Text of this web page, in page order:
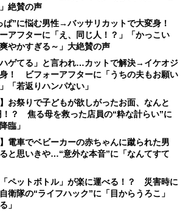
絶賛の声
ぱ”に悩む男性→バッサリカットで大変身！
アフターに「え、同じ人！？」「かっこい
やかすぎる～」大絶賛の声
ゲてる」と言われ…カットで解決→イケオジ
！ ビフォーアフターに「うちの夫もお願い
「若返りハンパない」
】お祭りで子どもが欲しがったお面、なんと
？ 焦る母を救った店員の“粋な計らい”に
臨」
】電車でベビーカーの赤ちゃんに蹴られた男
と思いきや…“意外な本音”に「なんてすて
ペットボトル」が楽に運べる！？ 災害時に
衛隊の“ライフハック”に「目からうろこ」
」